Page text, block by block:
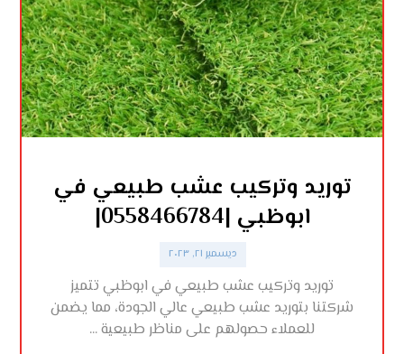
توريد وتركيب عشب طبيعي في
ابوظبي |0558466784|
ديسمبر ٢١, ٢٠٢٣
توريد وتركيب عشب طبيعي في ابوظبي تتميز
شركتنا بتوريد عشب طبيعي عالي الجودة، مما يضمن
للعملاء حصولهم على مناظر طبيعية ...